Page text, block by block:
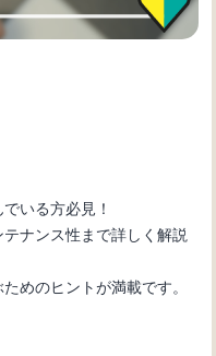
いる方必見！
ナンス性まで詳しく解説
めのヒントが満載です。